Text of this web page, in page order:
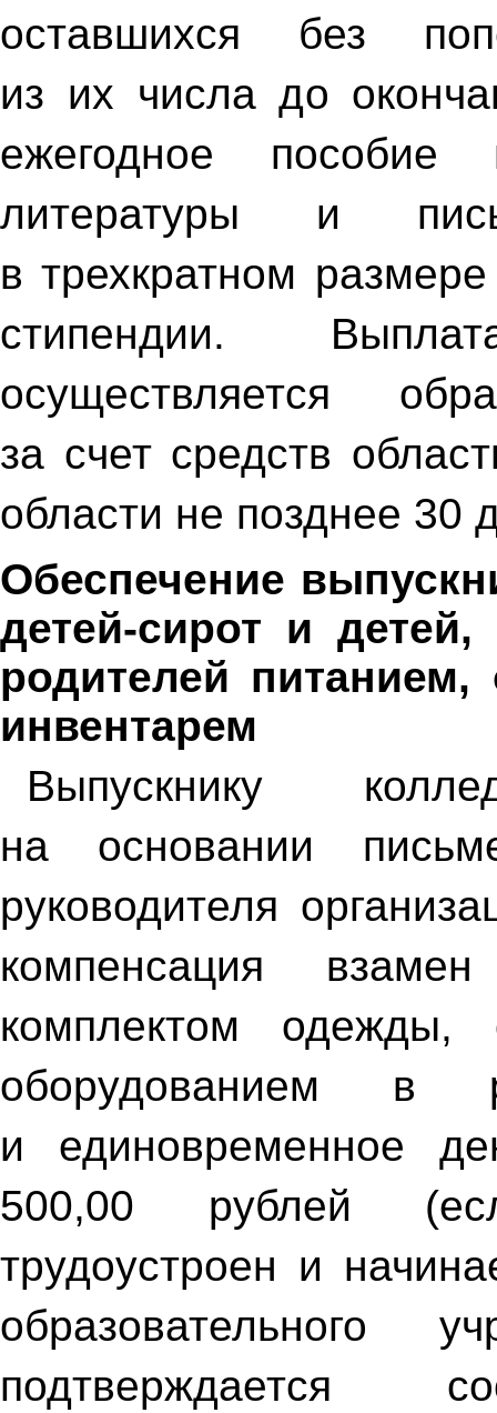
оставшихся без
из их числа до
ежегодное пособие
литературы и
в трехкратном
стипендии.
осуществляется
за счет средств
области не позднее 30
Обеспечение
детей-сирот и
родителей
инвентарем
Выпускнику
на основании
руководителя
компенсация
комплектом одежды,
оборудованием в
и единовременное
500,00 рублей
трудоустроен и
образовательного
подтверждается